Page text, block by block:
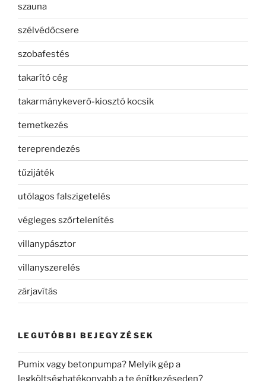
szauna
szélvédőcsere
szobafestés
takarító cég
takarmánykeverő-kiosztó kocsik
temetkezés
tereprendezés
tűzijáték
utólagos falszigetelés
végleges szőrtelenítés
villanypásztor
villanyszerelés
zárjavítás
LEGUTÓBBI BEJEGYZÉSEK
Pumix vagy betonpumpa? Melyik gép a
legköltséghatékonyabb a te építkezéseden?